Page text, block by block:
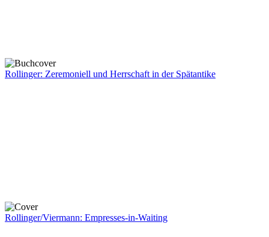
Rollinger: Zeremoniell und Herrschaft in der Spätantike
Rollinger/Viermann: Empresses-in-Waiting